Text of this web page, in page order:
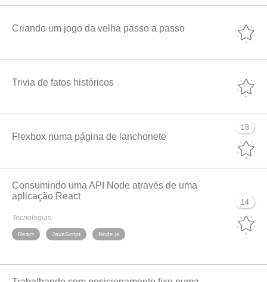
Criando um jogo da velha passo a passo
Trivia de fatos históricos
18
Flexbox numa página de lanchonete
14
Consumindo uma API Node através de uma
aplicação React
Tecnologias:
React JavaScript Node.js